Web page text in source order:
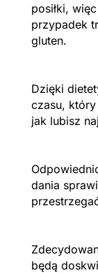
posiłki,
przypadek
gluten.
Dzięki
czasu,
jak lubisz
dania
będą